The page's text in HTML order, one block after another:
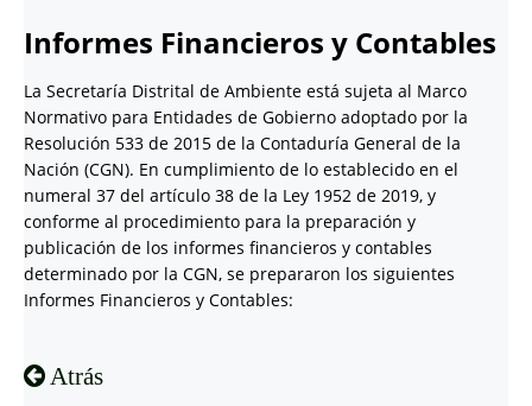
Informes Financieros y Contables
La Secretaría Distrital de Ambiente está sujeta al Marco
Normativo para Entidades de Gobierno adoptado por la
Resolución 533 de 2015 de la Contaduría General de la
Nación (CGN). En cumplimiento de lo establecido en el
numeral 37 del artículo 38 de la Ley 1952 de 2019, y
conforme al procedimiento para la preparación y
publicación de los informes financieros y contables
determinado por la CGN, se prepararon los siguientes
Informes Financieros y Contables:
Atrás